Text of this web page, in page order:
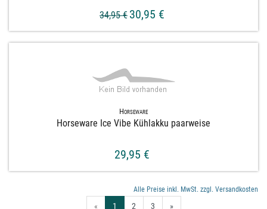
34,95 € 30,95 €
Horseware
Horseware Ice Vibe Kühlakku paarweise
29,95 €
Alle Preise inkl. MwSt. zzgl. Versandkosten
« 1 2 3 »